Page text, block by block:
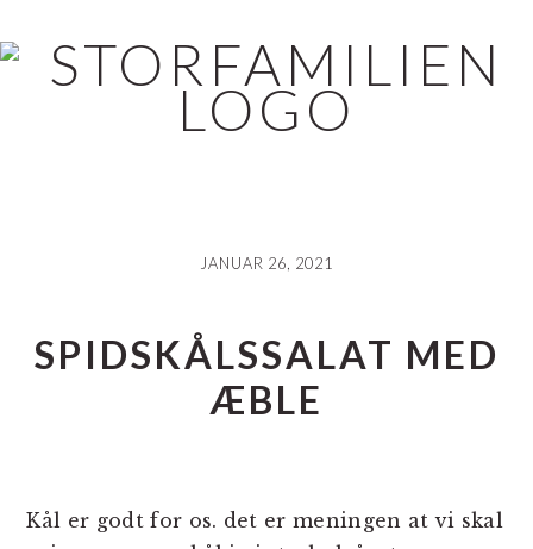
til
indhold
direkte
direkte
JANUAR 26, 2021
SPIDSKÅLSSALAT MED
ÆBLE
Kål er godt for os. det er meningen at vi skal